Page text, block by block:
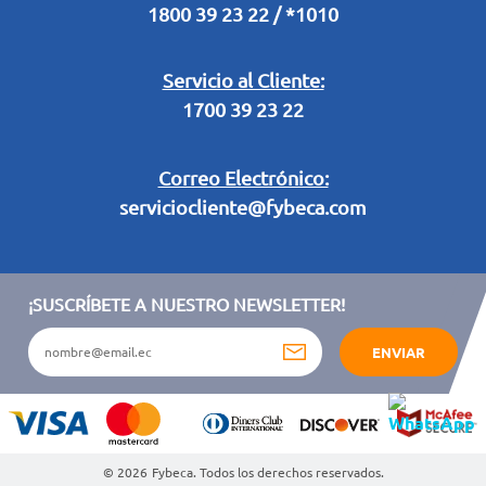
1800 39 23 22 / *1010
Servicio al Cliente:
1700 39 23 22
Correo Electrónico:
serviciocliente@fybeca.com
Términos y condiciones sorteo partido de fútbol "Tu ídolo"
¡SUSCRÍBETE A NUESTRO NEWSLETTER!
ENVIAR
© 2026 Fybeca. Todos los derechos reservados.